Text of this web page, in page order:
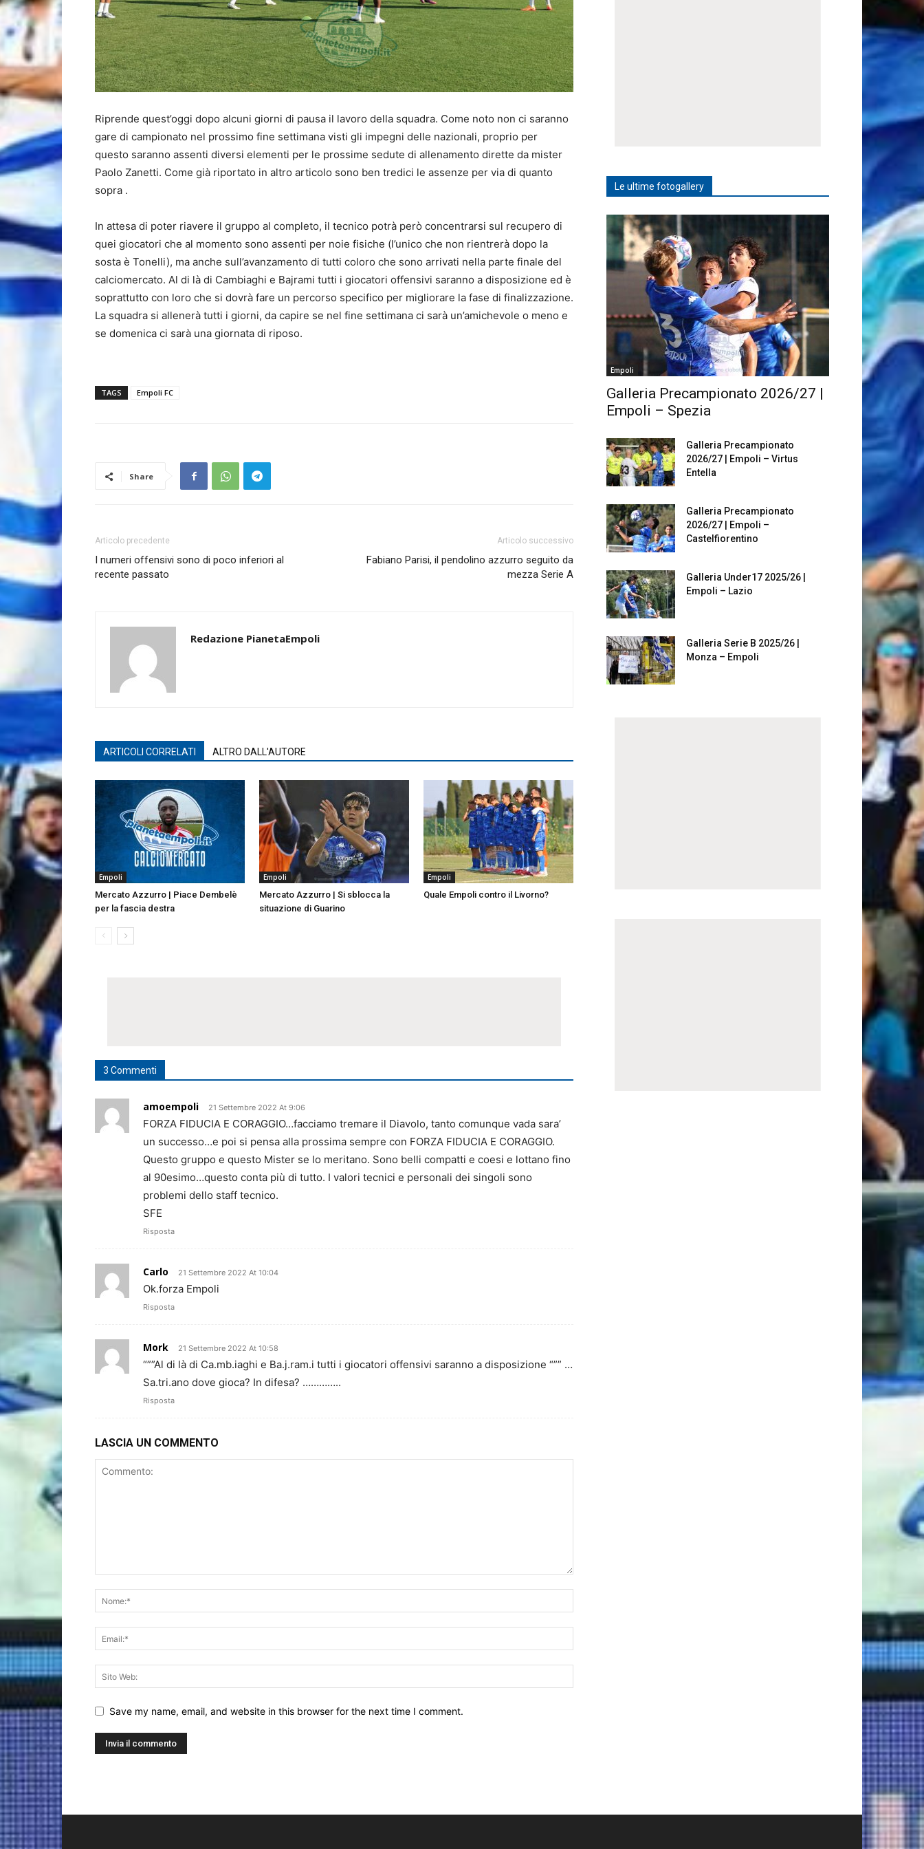
Riprende quest’oggi dopo alcuni giorni di pausa il lavoro della squadra. Come noto non ci saranno
gare di campionato nel prossimo fine settimana visti gli impegni delle nazionali, proprio per
questo saranno assenti diversi elementi per le prossime sedute di allenamento dirette da mister
Paolo Zanetti. Come già riportato in altro articolo sono ben tredici le assenze per via di quanto
sopra .
In attesa di poter riavere il gruppo al completo, il tecnico potrà però concentrarsi sul recupero di
quei giocatori che al momento sono assenti per noie fisiche (l’unico che non rientrerà dopo la
sosta è Tonelli), ma anche sull’avanzamento di tutti coloro che sono arrivati nella parte finale del
calciomercato. Al di là di Cambiaghi e Bajrami tutti i giocatori offensivi saranno a disposizione ed è
soprattutto con loro che si dovrà fare un percorso specifico per migliorare la fase di finalizzazione.
La squadra si allenerà tutti i giorni, da capire se nel fine settimana ci sarà un’amichevole o meno e
se domenica ci sarà una giornata di riposo.
TAGS Empoli FC
Share
Articolo precedente
I numeri offensivi sono di poco inferiori al
recente passato
Articolo successivo
Fabiano Parisi, il pendolino azzurro seguito da
mezza Serie A
Redazione PianetaEmpoli
ARTICOLI CORRELATI ALTRO DALL'AUTORE
Empoli
Mercato Azzurro | Piace Dembelè
per la fascia destra
Empoli
Mercato Azzurro | Si sblocca la
situazione di Guarino
Empoli
Quale Empoli contro il Livorno?
3 Commenti
amoempoli 21 Settembre 2022 At 9:06
FORZA FIDUCIA E CORAGGIO…facciamo tremare il Diavolo, tanto comunque vada sara’
un successo…e poi si pensa alla prossima sempre con FORZA FIDUCIA E CORAGGIO.
Questo gruppo e questo Mister se lo meritano. Sono belli compatti e coesi e lottano fino
al 90esimo…questo conta più di tutto. I valori tecnici e personali dei singoli sono
problemi dello staff tecnico.
SFE
Risposta
Carlo 21 Settembre 2022 At 10:04
Ok.forza Empoli
Risposta
Mork 21 Settembre 2022 At 10:58
“””Al di là di Ca.mb.iaghi e Ba.j.ram.i tutti i giocatori offensivi saranno a disposizione “”” …
Sa.tri.ano dove gioca? In difesa? …………..
Risposta
LASCIA UN COMMENTO
Save my name, email, and website in this browser for the next time I comment.
Le ultime fotogallery
Empoli
Galleria Precampionato 2026/27 |
Empoli – Spezia
Galleria Precampionato
2026/27 | Empoli – Virtus
Entella
Galleria Precampionato
2026/27 | Empoli –
Castelfiorentino
Galleria Under17 2025/26 |
Empoli – Lazio
Galleria Serie B 2025/26 |
Monza – Empoli